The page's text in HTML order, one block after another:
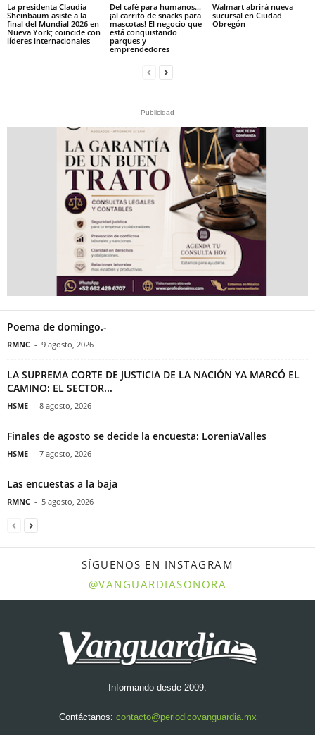
La presidenta Claudia
Sheinbaum asiste a la
final del Mundial 2026 en
Nueva York; coincide con
líderes internacionales
Del café para humanos…
¡al carrito de snacks para
mascotas! El negocio que
está conquistando
parques y
emprendedores
Walmart abrirá nueva
sucursal en Ciudad
Obregón
- Publicidad -
Poema de domingo.-
RMNC - 9 agosto, 2026
LA SUPREMA CORTE DE JUSTICIA DE LA NACIÓN YA MARCÓ EL
CAMINO: EL SECTOR...
HSME - 8 agosto, 2026
Finales de agosto se decide la encuesta: LoreniaValles
HSME - 7 agosto, 2026
Las encuestas a la baja
RMNC - 5 agosto, 2026
SÍGUENOS EN INSTAGRAM
@VANGUARDIASONORA
Informando desde 2009.
Contáctanos: contacto@periodicovanguardia.mx